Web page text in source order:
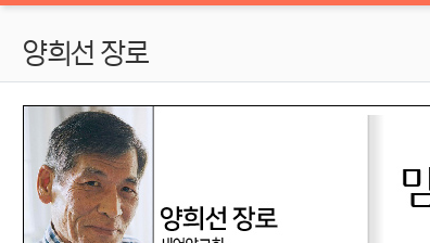
양희선 장로